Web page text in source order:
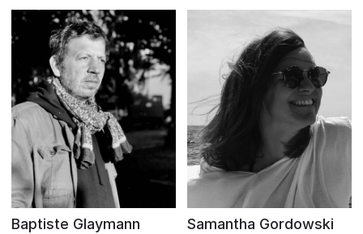
Baptiste Glaymann Samantha Gordowski